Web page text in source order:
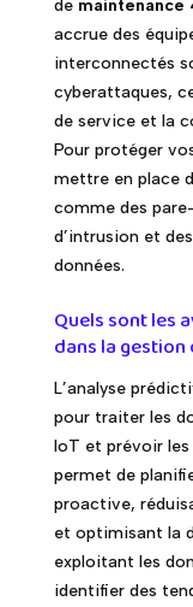
de maintenance
accrue des
interconnectés
cyberattaques,
de service et la
Pour protéger
mettre en place
comme des
d’intrusion et
données.
Quels sont les
dans la
L’analyse
pour traiter les
IoT et prévoir
permet de
proactive,
et optimisant la
exploitant les
identifier des